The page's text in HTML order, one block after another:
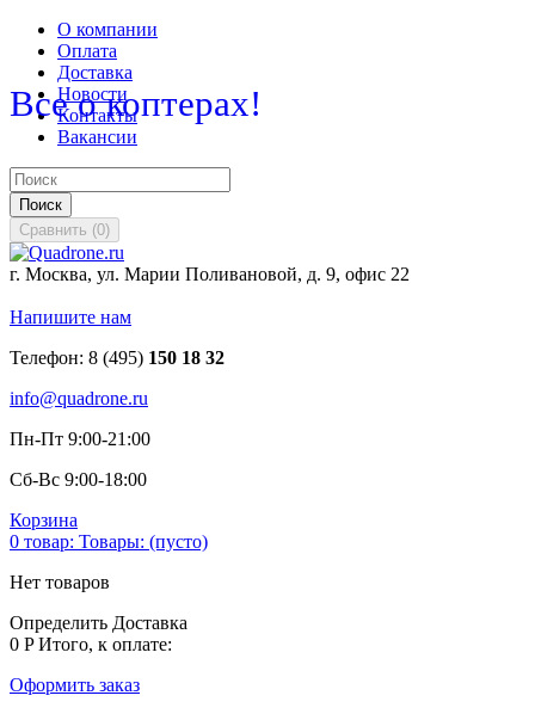
О компании
Оплата
Доставка
Новости
Контакты
Вакансии
Поиск
Сравнить (0)
Все о коптерах!
г. Москва, ул. Марии Поливановой, д. 9, офис 22
Напишите нам
Телефон: 8 (495) 150 18 32
info@quadrone.ru
Пн-Пт 9:00-21:00
Сб-Вс 9:00-18:00
Корзина
0 товар: Товары: (пусто)
Нет товаров
Определить Доставка
0 P Итого, к оплате:
Оформить заказ